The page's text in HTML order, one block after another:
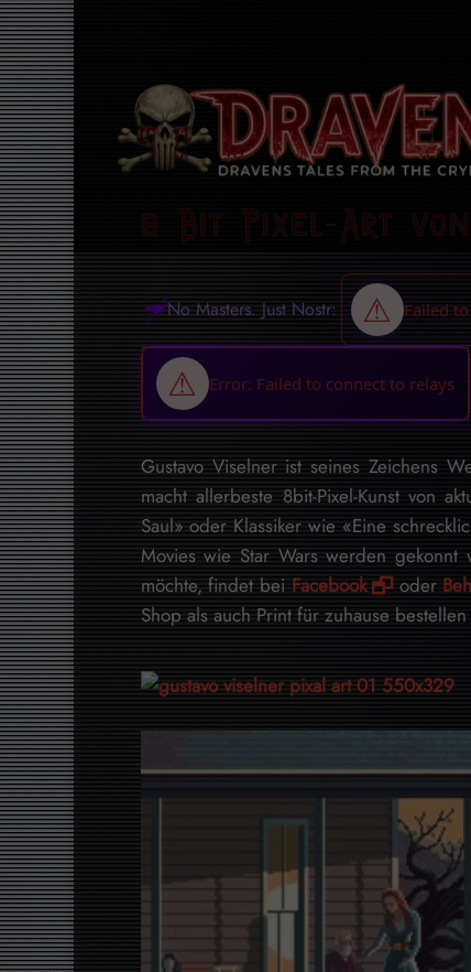
No Masters. Just Nostr:
Gustavo Viselner ist seines Zeichens
macht allerbeste 8bit-Pixel-Kunst von
Saul» oder Klassiker wie «Eine
Movies wie Star Wars werden gekonnt
möchte, findet bei Facebook oder
Shop als auch Print für zuhause